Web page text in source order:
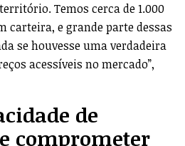
Temos cerca de 1.000
carteira, e grande parte dessas
se houvesse uma verdadeira
acessíveis no mercado”,
de
comprometer